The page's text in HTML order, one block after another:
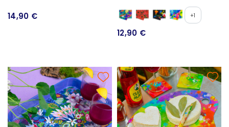
14,90 € +1
12,90 €